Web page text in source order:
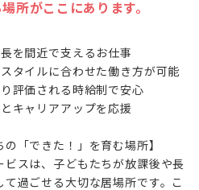
所がここにあります。
を間近で支えるお仕事
タイルに合わせた働き方が可能
評価される時給制で安心
キャリアアップを応援
「できた！」を育む場所】
ビスは、子どもたちが放課後や長
て過ごせる大切な居場所です。こ